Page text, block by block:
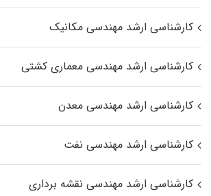
کارشناسی ارشد مهندسی مکانیک
کارشناسی ارشد مهندسی معماری کشتی
کارشناسی ارشد مهندسی معدن
کارشناسی ارشد مهندسی نفت
کارشناسی ارشد مهندسی نقشه برداری